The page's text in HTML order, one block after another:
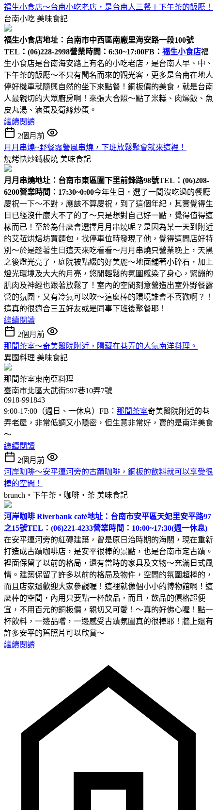
福生小食店～台南小吃老店，是台南人三餐＋下午茶的飯廳！
台南小吃 美味食記
福生小食店地址：台南市中西區南廠里海安路一段100號
TEL：(06)228-2998營業時間：6:30~17:00FB： 福生小食店福
生小食店是台南海安路上有名的小吃老店，是台南人早、中、
下午茶的飯廳～不只有聞名而來的觀光客，更多是台南在地人
停好機車就隨興自然的坐下來點餐！銅板價的美食，就是台南
人最親切的大眾廚房啊！來張大合照～點了米糕、肉燥飯、魚
皮丸湯、滷蛋及筍絲炒蛋。
繼續閱讀
2個月前
月月串燒~野餐露營風串燒，下班放鬆聚會就來這裡！
燒烤快炒鐵板燒 美味食記
月月串燒地圵：台南市東區圍下里前鋒路98號TEL：(06)208-
6200營業時間：17:30~0:00今年生日，選了一間沒吃過的餐廳
慶祝一下～不對，應該不算慶祝，到了這個年紀，其實覺得生
日已經沒什麼大不了的了～只是想對自己好一點，覺得值得這
樣而已！至於為什麼會選擇月月串燒呢？是因為某一天到附近
的艾菈烘焙坊買麵包，找停車位時發現了他，覺得這間店好特
別～於是趁著生日這天來吃看看～月月串燒只營業晚上，天黑
之後燈光亮了，庭院被點綴的好美麗～地面舖著小碎石，加上
燈光環境及大大的月亮，悠閒輕鬆的氛圍感染了身心，緊繃的
肌肉及神經也跟著放鬆了！室內的空間刻意營造出室外野餐露
營的氛圍，又有冷氣可以吹～這麼棒的環境誰會不喜歡啊？！
這真的很適合三五好友或是同事下班後聚餐耶！
繼續閱讀
2個月前
那間茶室～奇美醫院附近，隱藏在巷弄的人氣南洋料理。
異國料理 美味食記
那間茶室東南亞料理
臺南市北區大武街597巷10弄7號
0918-991843
9:00-17:00（週日、一休息）FB： 那間茶室奇美醫院附近的巷
弄老屋，非常低調又小隱密，但生意非常好，賣的是南洋美食
～
繼續閱讀
2個月前
河岸咖啡～安平運河旁的古蹟咖啡，銅板的飲料就可以享受很
棒的空間！
brunch‧下午茶‧咖啡‧茶 美味食記
河岸咖啡 Riverbank café地址：台南市安平區天妃里安平路97
之15號TEL：(06)221-4233營業時間：10:00~17:30(週一休息)
在安平運河旁的紅磚建築，曾是原日治時期的海關，現在重新
打造成古蹟咖啡店，是安平很棒的景點，也是台南市定古蹟。
裡面保留了以前的格局，還有當時的家具及文物～充滿日式風
情。建築保留了許多以前的格局及物件，空間的氛圍超棒的，
而且店家還歡迎大家參觀喔！這裡就像個小小的博物館啊！這
麼棒的空間，內用只要點一杯飲品，而且，飲品的價格超便
宜，不用百元的銅板價，親切又可愛！～真的好佛心喔！點一
杯飲料，一邊品嚐，一邊感受古蹟氛圍真的很棒耶！牆上還有
許多安平的舊照片可以欣賞～
繼續閱讀